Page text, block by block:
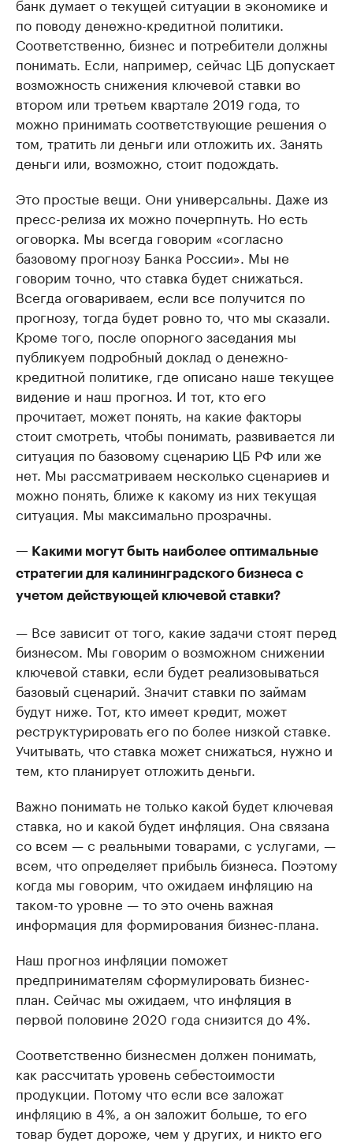
по поводу денежно-кредитной политики.
Соответственно, бизнес и потребители должны
понимать. Если, например, сейчас ЦБ допускает
возможность снижения ключевой ставки во
втором или третьем квартале 2019 года, то
можно принимать соответствующие решения о
том, тратить ли деньги или отложить их. Занять
деньги или, возможно, стоит подождать.
Это простые вещи. Они универсальны. Даже из
пресс-релиза их можно почерпнуть. Но есть
оговорка. Мы всегда говорим «согласно
базовому прогнозу Банка России». Мы не
говорим точно, что ставка будет снижаться.
Всегда оговариваем, если все получится по
прогнозу, тогда будет ровно то, что мы сказали.
Кроме того, после опорного заседания мы
публикуем подробный доклад о денежно-
кредитной политике, где описано наше текущее
видение и наш прогноз. И тот, кто его
прочитает, может понять, на какие факторы
стоит смотреть, чтобы понимать, развивается ли
ситуация по базовому сценарию ЦБ РФ или же
нет. Мы рассматриваем несколько сценариев и
можно понять, ближе к какому из них текущая
ситуация. Мы максимально прозрачны.
— Какими могут быть наиболее оптимальные
стратегии для калининградского бизнеса с
учетом действующей ключевой ставки?
— Все зависит от того, какие задачи стоят перед
бизнесом. Мы говорим о возможном снижении
ключевой ставки, если будет реализовываться
базовый сценарий. Значит ставки по займам
будут ниже. Тот, кто имеет кредит, может
реструктурировать его по более низкой ставке.
Учитывать, что ставка может снижаться, нужно и
тем, кто планирует отложить деньги.
Важно понимать не только какой будет ключевая
ставка, но и какой будет инфляция. Она связана
со всем — с реальными товарами, с услугами, —
всем, что определяет прибыль бизнеса. Поэтому
когда мы говорим, что ожидаем инфляцию на
таком-то уровне — то это очень важная
информация для формирования бизнес-плана.
Наш прогноз инфляции поможет
предпринимателям сформулировать бизнес-
план. Сейчас мы ожидаем, что инфляция в
первой половине 2020 года снизится до 4%.
Соответственно бизнесмен должен понимать,
как рассчитать уровень себестоимости
продукции. Потому что если все заложат
инфляцию в 4%, а он заложит больше, то его
товар будет дороже, чем у других, и никто его